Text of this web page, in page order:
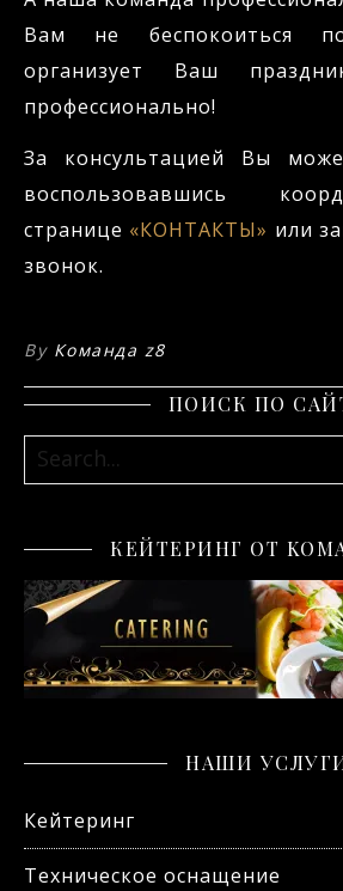
Вам не беспокоиться
организует Ваш
профессионально!
За консультацией Вы
воспользовавшись
странице «КОНТАКТЫ» или
звонок.
By Команда z8
ПОИСК ПО
КЕЙТЕРИНГ ОТ
НАШИ
Кейтеринг
Техническое оснащение